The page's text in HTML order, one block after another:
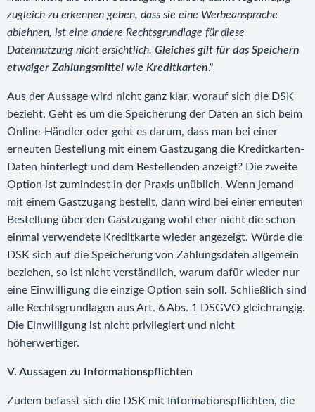
zugleich zu erkennen geben, dass sie eine Werbeansprache
ablehnen, ist eine andere Rechtsgrundlage für diese
Datennutzung nicht ersichtlich. Gleiches gilt für das Speichern
etwaiger Zahlungsmittel wie Kreditkarten.“
Aus der Aussage wird nicht ganz klar, worauf sich die DSK
bezieht. Geht es um die Speicherung der Daten an sich beim
Online-Händler oder geht es darum, dass man bei einer
erneuten Bestellung mit einem Gastzugang die Kreditkarten-
Daten hinterlegt und dem Bestellenden anzeigt? Die zweite
Option ist zumindest in der Praxis unüblich. Wenn jemand
mit einem Gastzugang bestellt, dann wird bei einer erneuten
Bestellung über den Gastzugang wohl eher nicht die schon
einmal verwendete Kreditkarte wieder angezeigt. Würde die
DSK sich auf die Speicherung von Zahlungsdaten allgemein
beziehen, so ist nicht verständlich, warum dafür wieder nur
eine Einwilligung die einzige Option sein soll. Schließlich sind
alle Rechtsgrundlagen aus Art. 6 Abs. 1 DSGVO gleichrangig.
Die Einwilligung ist nicht privilegiert und nicht
höherwertiger.
V. Aussagen zu Informationspflichten
Zudem befasst sich die DSK mit Informationspflichten, die